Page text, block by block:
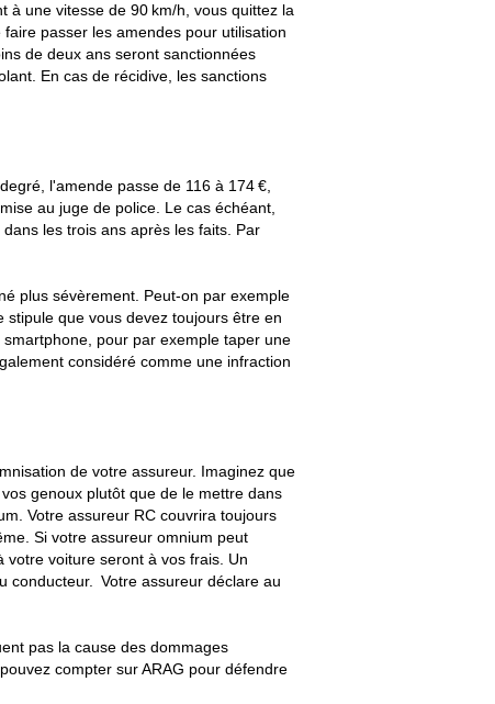
à une vitesse de 90 km/h, vous quittez la
passer les amendes pour utilisation
de deux ans seront sanctionnées
En cas de récidive, les sanctions
l'amende passe de 116 à 174 €,
au juge de police. Le cas échéant,
les trois ans après les faits. Par
plus sévèrement. Peut-on par exemple
que vous devez toujours être en
pour par exemple taper une
considéré comme une infraction
de votre assureur. Imaginez que
genoux plutôt que de le mettre dans
Votre assureur RC couvrira toujours
Si votre assureur omnium peut
votre voiture seront à vos frais. Un
conducteur. Votre assureur déclare au
pas la cause des dommages
compter sur ARAG pour défendre